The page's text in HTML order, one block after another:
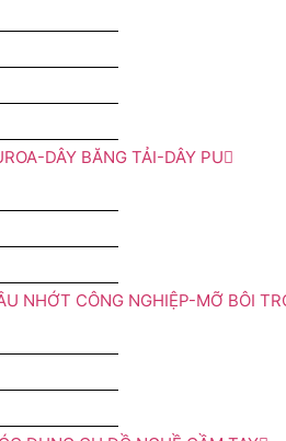
DÂY BĂNG TẢI-DÂY PU
NHỚT CÔNG NGHIỆP-MỠ BÔI